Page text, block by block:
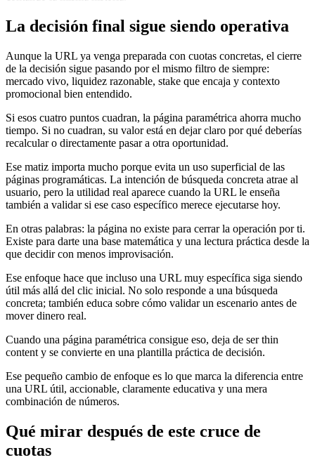
La decisión final sigue siendo operativa
Aunque la URL ya venga preparada con cuotas concretas, el cierre
de la decisión sigue pasando por el mismo filtro de siempre:
mercado vivo, liquidez razonable, stake que encaja y contexto
promocional bien entendido.
Si esos cuatro puntos cuadran, la página paramétrica ahorra mucho
tiempo. Si no cuadran, su valor está en dejar claro por qué deberías
recalcular o directamente pasar a otra oportunidad.
Ese matiz importa mucho porque evita un uso superficial de las
páginas programáticas. La intención de búsqueda concreta atrae al
usuario, pero la utilidad real aparece cuando la URL le enseña
también a validar si ese caso específico merece ejecutarse hoy.
En otras palabras: la página no existe para cerrar la operación por ti.
Existe para darte una base matemática y una lectura práctica desde la
que decidir con menos improvisación.
Ese enfoque hace que incluso una URL muy específica siga siendo
útil más allá del clic inicial. No solo responde a una búsqueda
concreta; también educa sobre cómo validar un escenario antes de
mover dinero real.
Cuando una página paramétrica consigue eso, deja de ser thin
content y se convierte en una plantilla práctica de decisión.
Ese pequeño cambio de enfoque es lo que marca la diferencia entre
una URL útil, accionable, claramente educativa y una mera
combinación de números.
Qué mirar después de este cruce de
cuotas